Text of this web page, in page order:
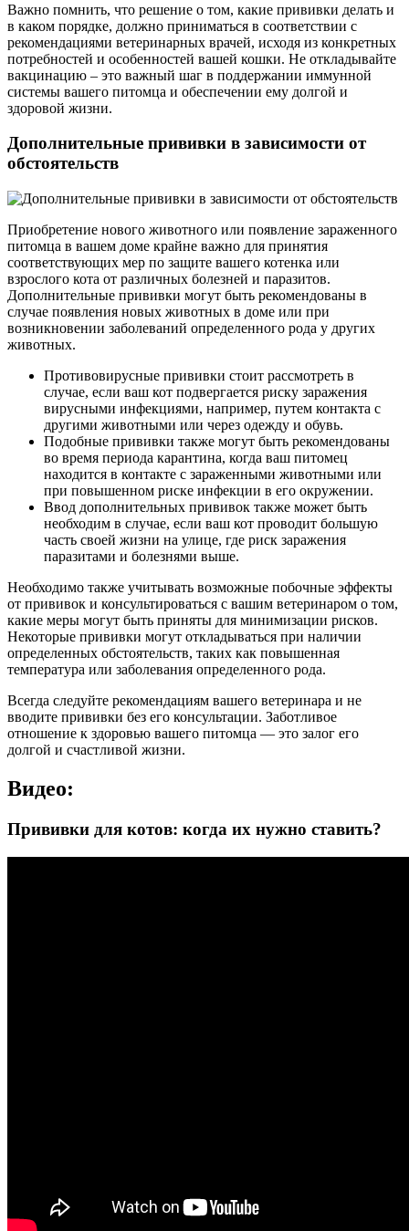
Важно помнить, что решение о том, какие прививки делать и
в каком порядке, должно приниматься в соответствии с
рекомендациями ветеринарных врачей, исходя из конкретных
потребностей и особенностей вашей кошки. Не откладывайте
вакцинацию – это важный шаг в поддержании иммунной
системы вашего питомца и обеспечении ему долгой и
здоровой жизни.
Дополнительные прививки в зависимости от
обстоятельств
Приобретение нового животного или появление зараженного
питомца в вашем доме крайне важно для принятия
соответствующих мер по защите вашего котенка или
взрослого кота от различных болезней и паразитов.
Дополнительные прививки могут быть рекомендованы в
случае появления новых животных в доме или при
возникновении заболеваний определенного рода у других
животных.
Противовирусные прививки стоит рассмотреть в
случае, если ваш кот подвергается риску заражения
вирусными инфекциями, например, путем контакта с
другими животными или через одежду и обувь.
Подобные прививки также могут быть рекомендованы
во время периода карантина, когда ваш питомец
находится в контакте с зараженными животными или
при повышенном риске инфекции в его окружении.
Ввод дополнительных прививок также может быть
необходим в случае, если ваш кот проводит большую
часть своей жизни на улице, где риск заражения
паразитами и болезнями выше.
Необходимо также учитывать возможные побочные эффекты
от прививок и консультироваться с вашим ветеринаром о том,
какие меры могут быть приняты для минимизации рисков.
Некоторые прививки могут откладываться при наличии
определенных обстоятельств, таких как повышенная
температура или заболевания определенного рода.
Всегда следуйте рекомендациям вашего ветеринара и не
вводите прививки без его консультации. Заботливое
отношение к здоровью вашего питомца — это залог его
долгой и счастливой жизни.
Видео:
Прививки для котов: когда их нужно ставить?